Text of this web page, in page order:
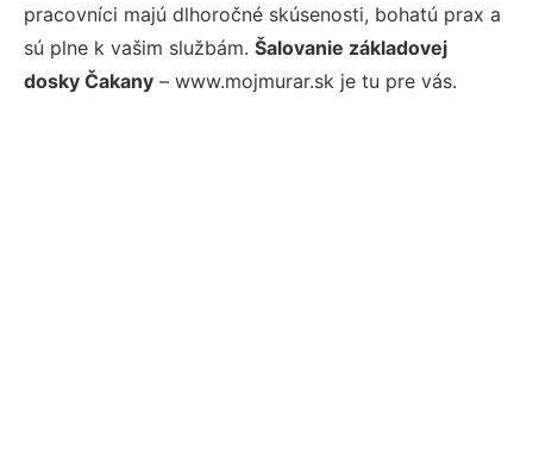
pracovníci majú dlhoročné skúsenosti, bohatú prax a
sú plne k vašim službám. Šalovanie základovej
dosky Čakany – www.mojmurar.sk je tu pre vás.